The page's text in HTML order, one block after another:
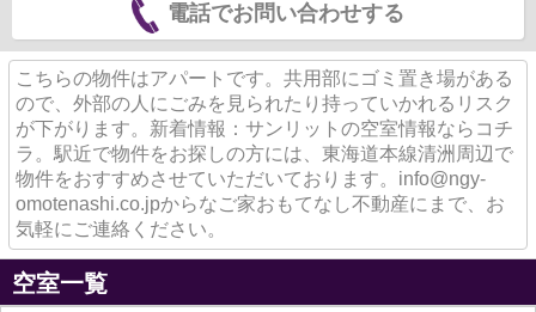
電話でお問い合わせする
こちらの物件はアパートです。共用部にゴミ置き場がある
ので、外部の人にごみを見られたり持っていかれるリスク
が下がります。新着情報：サンリットの空室情報ならコチ
ラ。駅近で物件をお探しの方には、東海道本線清洲周辺で
物件をおすすめさせていただいております。info@ngy-
omotenashi.co.jpからなご家おもてなし不動産にまで、お
気軽にご連絡ください。
空室一覧